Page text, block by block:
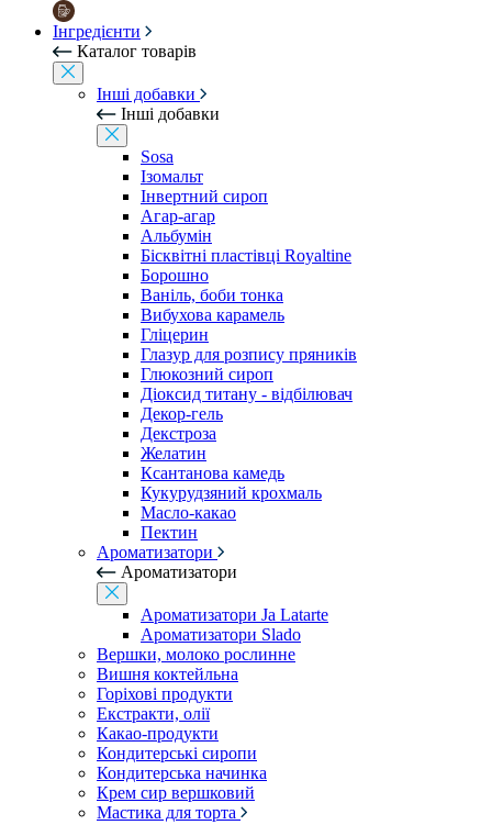
Інгредієнти
Каталог товарів
Інші добавки
Інші добавки
Sosa
Ізомальт
Інвертний сироп
Агар-агар
Альбумін
Бісквітні пластівці Royaltine
Борошно
Ваніль, боби тонка
Вибухова карамель
Гліцерин
Глазур для розпису пряників
Глюкозний сироп
Діоксид титану - відбілювач
Декор-гель
Декстроза
Желатин
Ксантанова камедь
Кукурудзяний крохмаль
Масло-какао
Пектин
Ароматизатори
Ароматизатори
Ароматизатори Ja Latarte
Ароматизатори Slado
Вершки, молоко рослинне
Вишня коктейльна
Горіхові продукти
Екстракти, олії
Какао-продукти
Кондитерські сиропи
Кондитерська начинка
Крем сир вершковий
Мастика для торта